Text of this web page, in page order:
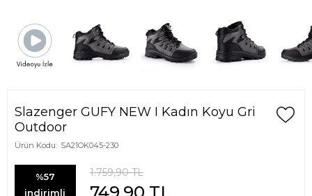
Slazenger GUFY NEW I Kadın Koyu Gri
Outdoor
Ürün Kodu: SA21OK045-230
%57
indirimli
1.759,90TL
749,90 TL